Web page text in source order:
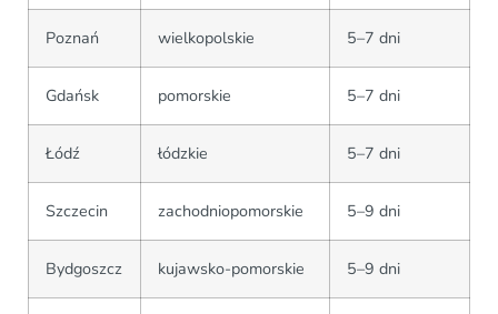
Poznań wielkopolskie 5–7 dni
Gdańsk pomorskie 5–7 dni
Łódź łódzkie 5–7 dni
Szczecin zachodniopomorskie 5–9 dni
Bydgoszcz kujawsko-pomorskie 5–9 dni